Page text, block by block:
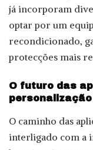
já incorporam
optar por um
recondicionado,
protecções mais
O futuro das
personalização
O caminho das
interligado com a